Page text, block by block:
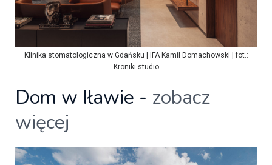
Klinika stomatologiczna w Gdańsku | IFA Kamil Domachowski | fot.:
Kroniki.studio
Dom w Iławie - zobacz
więcej